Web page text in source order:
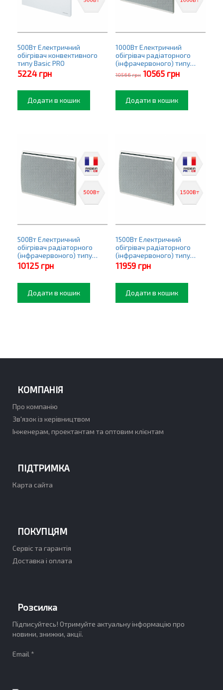
500Вт Електричний
обігрівач конвективного
типу Basic PRO
5224 грн
Додати в кошик
1000Вт Електричний
обігрівач радіаторного
(інфрачервоного) типу
Premier PRO
10566грн Оригінальна
10565 грнПоточна
Додати в кошик
500Вт Електричний
обігрівач радіаторного
(інфрачервоного) типу
Premier PRO
10125 грн
Додати в кошик
1500Вт Електричний
обігрівач радіаторного
(інфрачервоного) типу
Premier PRO
11959 грн
Додати в кошик
КОМПАНІЯ
Про компанію
Зв'язок із керівництвом
Інженерам, проектантам та оптовим клієнтам
ПІДТРИМКА
Карта сайта
ПОКУПЦЯМ
Сервіс та гарантія
Доставка і оплата
Розсилка
Підписуйтесь! Отримуйте актуальну інформацію про
новини, знижки, акції.
Email *